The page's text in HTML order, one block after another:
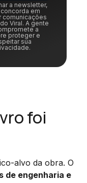
a newsletter,
em
comunicações
Viral. A gente
a
proteger e
sua
foi
alvo da obra. O
de engenharia e